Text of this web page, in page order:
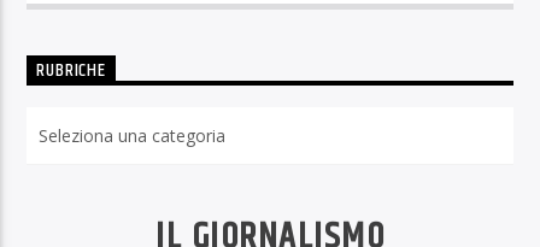
RUBRICHE